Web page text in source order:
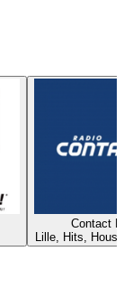
Contact
Lille, Hits,